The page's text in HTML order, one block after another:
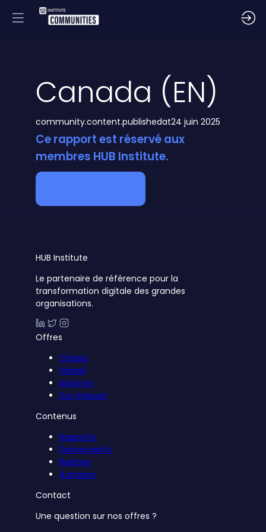
Canada (EN)
community.content.publishedat24 juin 2025
Ce rapport est réservé aux
membres HUB Institute.
HUB Institute
Le partenaire de référence pour la
transformation digitale des grandes
organisations.
Offres
Classic
Global
Advisory
Sur mesure
Contenus
Rapports
Événements
Replays
À propos
Contact
Une question sur nos offres ?